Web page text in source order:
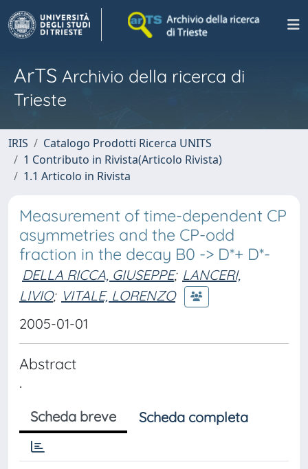
ArTS Archivio della ricerca di
Trieste
IRIS
Catalogo Prodotti Ricerca UNITS
1 Contributo in Rivista(Articolo Rivista)
1.1 Articolo in Rivista
Measurement of time-dependent CP
asymmetries and the CP-odd
fraction in the decay B0 -> D*+ D*-
DELLA RICCA, GIUSEPPE; LANCERI,
LIVIO; VITALE, LORENZO
2005-01-01
Abstract
.
Scheda breve Scheda completa